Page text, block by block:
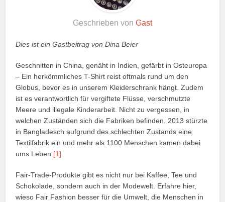
Geschrieben von Gast
Dies ist ein Gastbeitrag von Dina Beier
Geschnitten in China, genäht in Indien, gefärbt in Osteuropa
– Ein herkömmliches T-Shirt reist oftmals rund um den
Globus, bevor es in unserem Kleiderschrank hängt. Zudem
ist es verantwortlich für vergiftete Flüsse, verschmutzte
Meere und illegale Kinderarbeit. Nicht zu vergessen, in
welchen Zuständen sich die Fabriken befinden. 2013 stürzte
in Bangladesch aufgrund des schlechten Zustands eine
Textilfabrik ein und mehr als 1100 Menschen kamen dabei
ums Leben [1]
Fair-Trade-Produkte gibt es nicht nur bei Kaffee, Tee und
Schokolade, sondern auch in der Modewelt. Erfahre hier,
wieso Fair Fashion besser für die Umwelt, die Menschen in